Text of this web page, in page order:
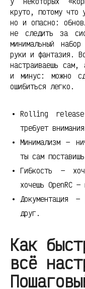
круто, потому что
но и опасно:
не следить за
минимальный
руки и фантазия.
настраиваешь сам,
и минус: можно
ошибиться легко.
Rolling
требует
Минимализм —
ты сам
Гибкость —
хочешь OpenRC —
Документация —
друг.
Как
всё